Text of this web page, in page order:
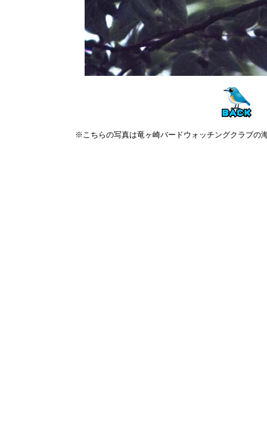
※こちらの写真は竜ヶ崎バードウォッチングクラブの